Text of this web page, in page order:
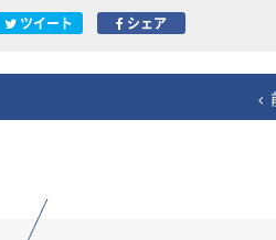
ツイート シェア